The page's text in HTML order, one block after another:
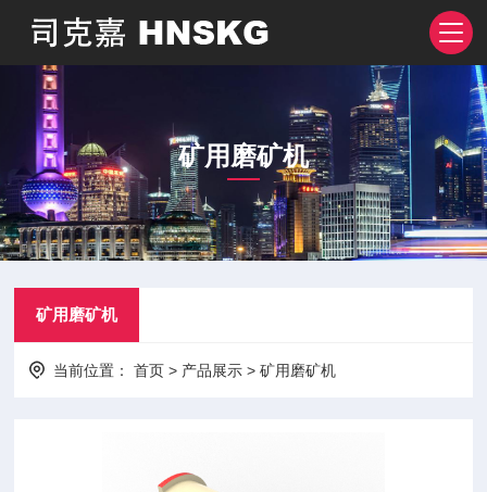
矿用磨矿机
矿用磨矿机
当前位置：首页 > 产品展示 >矿用磨矿机